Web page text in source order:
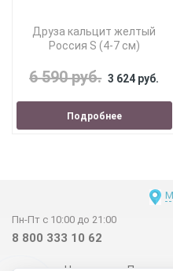
Друза кальцит желтый
Россия S (4-7 см)
6 590 руб. 3 624 руб.
Подробнее
Пн-Пт с 10:00 до 21:00
8 800 333 10 62